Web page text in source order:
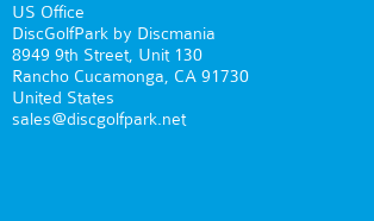
US Office
DiscGolfPark by Discmania
8949 9th Street, Unit 130
Rancho Cucamonga, CA 91730
United States
sales@discgolfpark.net